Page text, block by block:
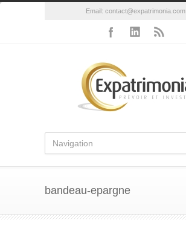
Email: contact@expatrimonia.com
bandeau-epargne